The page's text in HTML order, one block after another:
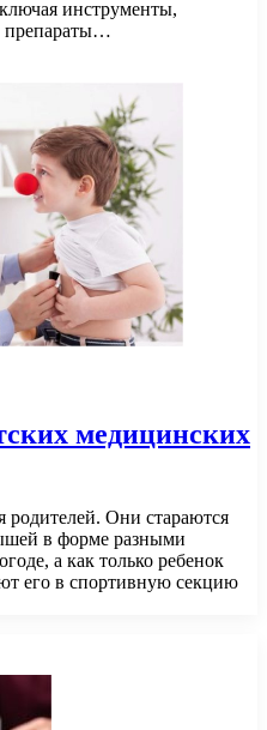
инструменты,
препараты…
медицинских
родителей. Они стараются
в форме разными
а как только ребенок
его в спортивную секцию